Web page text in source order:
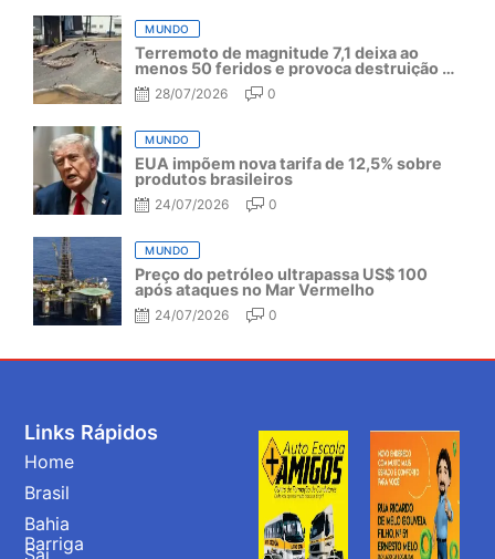
MUNDO
Terremoto de magnitude 7,1 deixa ao
menos 50 feridos e provoca destruição no
Japão
28/07/2026 0
MUNDO
EUA impõem nova tarifa de 12,5% sobre
produtos brasileiros
24/07/2026 0
MUNDO
Preço do petróleo ultrapassa US$ 100
após ataques no Mar Vermelho
24/07/2026 0
Barriga
Links Rápidos
Home
Brasil
Bahia